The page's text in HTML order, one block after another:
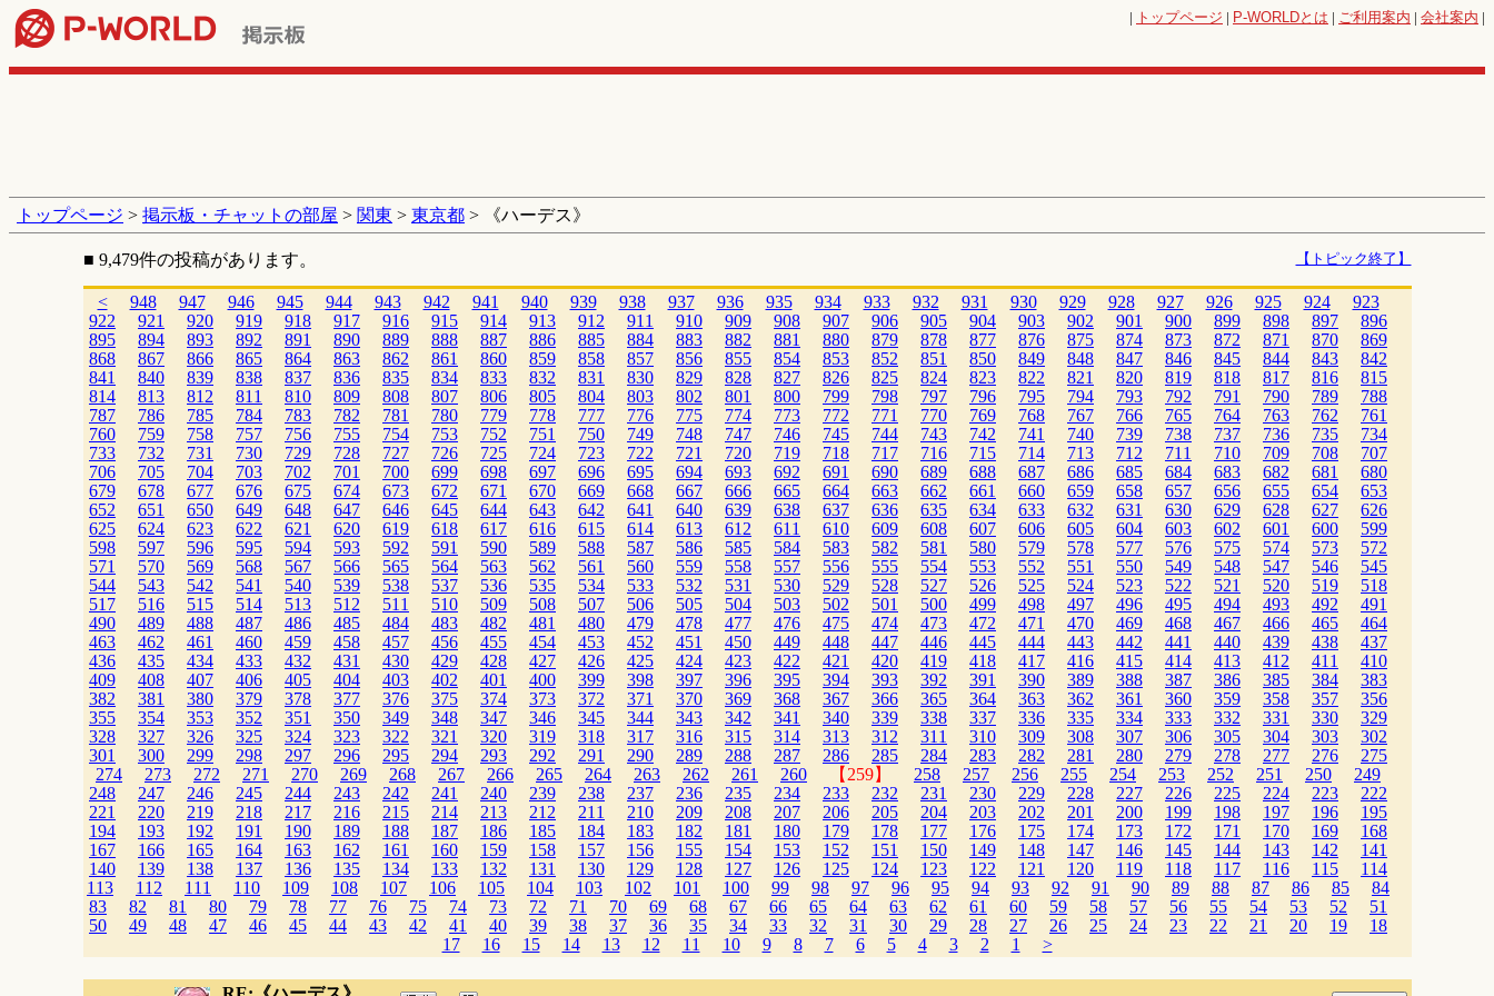
| トップページ | P-WORLDとは | ご利用案内 | 会社案内 |
トップページ > 掲示板・チャットの部屋 > 関東 > 東京都 > 《ハーデス》
■ 9,479件の投稿があります。 【トピック終了】
< 948 947 946 945 944 943 942 941 940 939 938 937 936 935 934 933 932 931 930 929 928 927 926 925 924
923
922
921 920 919 918 917 916 915 914 913 912 911 910 909 908 907 906 905 904 903 902 901 900 899 898 897
896
895
894 893 892 891 890 889 888 887 886 885 884 883 882 881 880 879 878 877 876 875 874 873 872 871 870
869
868
867 866 865 864 863 862 861 860 859 858 857 856 855 854 853 852 851 850 849 848 847 846 845 844 843
842
841
840 839 838 837 836 835 834 833 832 831 830 829 828 827 826 825 824 823 822 821 820 819 818 817 816
815
814
813 812 811 810 809 808 807 806 805 804 803 802 801 800 799 798 797 796 795 794 793 792 791 790 789
788
787
786 785 784 783 782 781 780 779 778 777 776 775 774 773 772 771 770 769 768 767 766 765 764 763 762
761
760
759 758 757 756 755 754 753 752 751 750 749 748 747 746 745 744 743 742 741 740 739 738 737 736 735
734
733
732 731 730 729 728 727 726 725 724 723 722 721 720 719 718 717 716 715 714 713 712 711 710 709 708
707
706
705 704 703 702 701 700 699 698 697 696 695 694 693 692 691 690 689 688 687 686 685 684 683 682 681
680
679
678 677 676 675 674 673 672 671 670 669 668 667 666 665 664 663 662 661 660 659 658 657 656 655 654
653
652
651 650 649 648 647 646 645 644 643 642 641 640 639 638 637 636 635 634 633 632 631 630 629 628 627
626
625
624 623 622 621 620 619 618 617 616 615 614 613 612 611 610 609 608 607 606 605 604 603 602 601 600
599
598
597 596 595 594 593 592 591 590 589 588 587 586 585 584 583 582 581 580 579 578 577 576 575 574 573
572
571
570 569 568 567 566 565 564 563 562 561 560 559 558 557 556 555 554 553 552 551 550 549 548 547 546
545
544
543 542 541 540 539 538 537 536 535 534 533 532 531 530 529 528 527 526 525 524 523 522 521 520 519
518
517
516 515 514 513 512 511 510 509 508 507 506 505 504 503 502 501 500 499 498 497 496 495 494 493 492
491
490
489 488 487 486 485 484 483 482 481 480 479 478 477 476 475 474 473 472 471 470 469 468 467 466 465
464
463
462 461 460 459 458 457 456 455 454 453 452 451 450 449 448 447 446 445 444 443 442 441 440 439 438
437
436
435 434 433 432 431 430 429 428 427 426 425 424 423 422 421 420 419 418 417 416 415 414 413 412 411
410
409
408 407 406 405 404 403 402 401 400 399 398 397 396 395 394 393 392 391 390 389 388 387 386 385 384
383
382
381 380 379 378 377 376 375 374 373 372 371 370 369 368 367 366 365 364 363 362 361 360 359 358 357
356
355
354 353 352 351 350 349 348 347 346 345 344 343 342 341 340 339 338 337 336 335 334 333 332 331 330
329
328
327 326 325 324 323 322 321 320 319 318 317 316 315 314 313 312 311 310 309 308 307 306 305 304 303
302
301
300 299 298 297 296 295 294 293 292 291 290 289 288 287 286 285 284 283 282 281 280 279 278 277 276
275
274
273 272 271 270 269 268 267 266 265 264 263 262 261 260 【259】 258 257 256 255 254 253 252 251 250
249
248
247 246 245 244 243 242 241 240 239 238 237 236 235 234 233 232 231 230 229 228 227 226 225 224 223
222
221
220 219 218 217 216 215 214 213 212 211 210 209 208 207 206 205 204 203 202 201 200 199 198 197 196
195
194
193 192 191 190 189 188 187 186 185 184 183 182 181 180 179 178 177 176 175 174 173 172 171 170 169
168
167
166 165 164 163 162 161 160 159 158 157 156 155 154 153 152 151 150 149 148 147 146 145 144 143 142
141
140
139 138 137 136 135 134 133 132 131 130 129 128 127 126 125 124 123 122 121 120 119 118 117 116 115
114
113
112 111 110 109 108 107 106 105 104 103 102 101 100 99 98 97 96 95 94 93 92 91 90 89 88 87 86 85
84
83
82 81 80 79 78 77 76 75 74 73 72 71 70 69 68 67 66 65 64 63 62 61 60 59 58 57 56 55 54 53 52
51
50
49 48 47 46 45 44 43 42 41 40 39 38 37 36 35 34 33 32 31 30 29 28 27 26 25 24 23 22 21 20 19
18
17
16 15 14 13 12 11 10 9 8 7 6 5 4 3 2 1 >